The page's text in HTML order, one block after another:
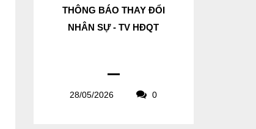
THÔNG BÁO THAY ĐỔI
NHÂN SỰ - TV HĐQT
28/05/2026 0